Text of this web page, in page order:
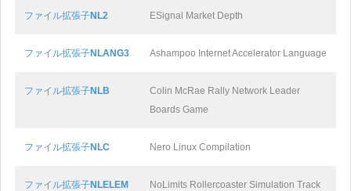
ファイル拡張子NL2 ESignal Market Depth
ファイル拡張子NLANG3 Ashampoo Internet Accelerator Language
ファイル拡張子NLB
Colin McRae Rally Network Leader
Boards Game
ファイル拡張子NLC Nero Linux Compilation
ファイル拡張子NLELEM
NoLimits Rollercoaster Simulation Track